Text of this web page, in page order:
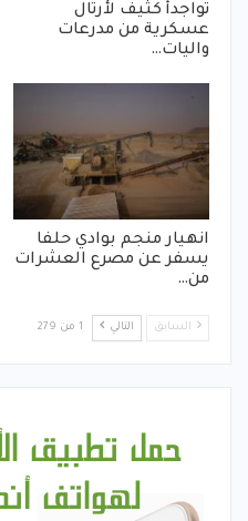
تواجدأ كثيف لأرتال
عسكرية من مدرعات
واليات…
انهيار منجم بوادي حلفا
يسفر عن مصرع العشرات
من…
السابق التالي 1 من 279